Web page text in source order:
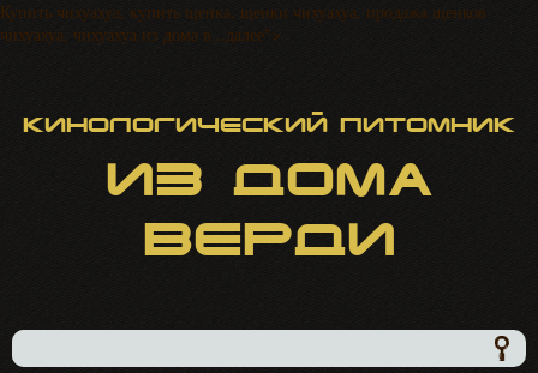
Купить чихуахуа, купить щенка, щенки чихуахуа, продажа щенков
чихуахуа, чихуахуа из дома в...далее">
Кинологический питомник
ИЗ ДОМА
ВЕРДИ